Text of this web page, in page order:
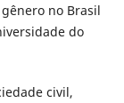
no Brasil
do
civil,